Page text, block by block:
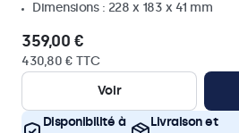
Dimensions : 228 x 183 x 41 mm
359,00 €
430,80 € TTC
Voir
Disponibilité à
Livraison et